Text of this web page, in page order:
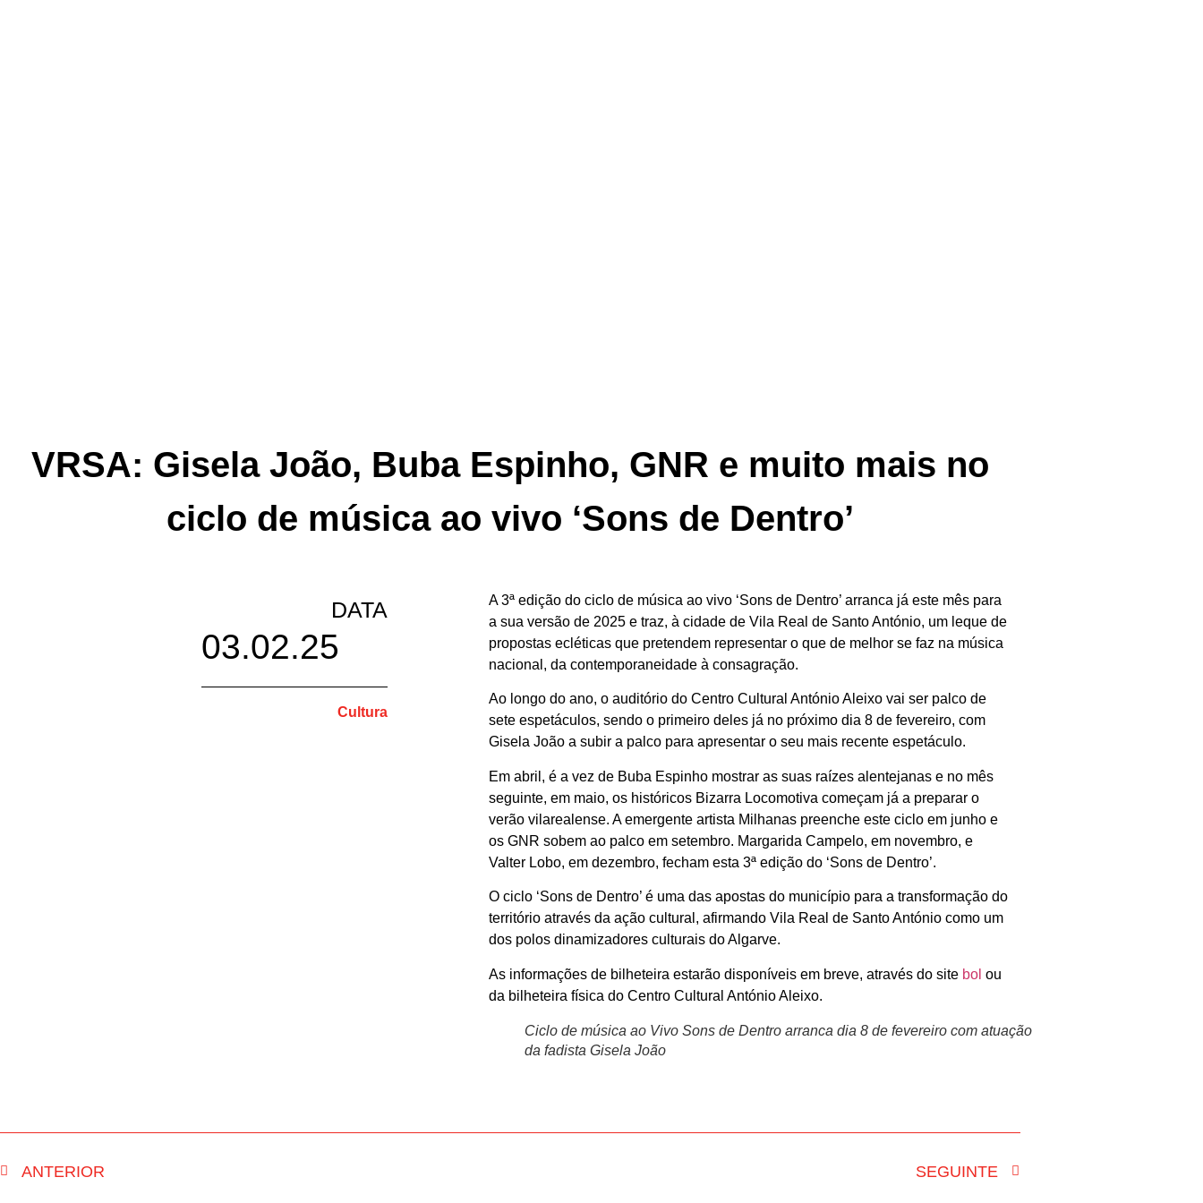
VRSA: Gisela João, Buba Espinho, GNR e muito mais no
ciclo de música ao vivo ‘Sons de Dentro’
DATA
03.02.25
Cultura
A 3ª edição do ciclo de música ao vivo ‘Sons de Dentro’ arranca já este mês para
a sua versão de 2025 e traz, à cidade de Vila Real de Santo António, um leque de
propostas ecléticas que pretendem representar o que de melhor se faz na música
nacional, da contemporaneidade à consagração.
Ao longo do ano, o auditório do Centro Cultural António Aleixo vai ser palco de
sete espetáculos, sendo o primeiro deles já no próximo dia 8 de fevereiro, com
Gisela João a subir a palco para apresentar o seu mais recente espetáculo.
Em abril, é a vez de Buba Espinho mostrar as suas raízes alentejanas e no mês
seguinte, em maio, os históricos Bizarra Locomotiva começam já a preparar o
verão vilarealense. A emergente artista Milhanas preenche este ciclo em junho e
os GNR sobem ao palco em setembro. Margarida Campelo, em novembro, e
Valter Lobo, em dezembro, fecham esta 3ª edição do ‘Sons de Dentro’.
O ciclo ‘Sons de Dentro’ é uma das apostas do município para a transformação do
território através da ação cultural, afirmando Vila Real de Santo António como um
dos polos dinamizadores culturais do Algarve.
As informações de bilheteira estarão disponíveis em breve, através do site bol ou
da bilheteira física do Centro Cultural António Aleixo.
Ciclo de música ao Vivo Sons de Dentro arranca dia 8 de fevereiro com atuação
da fadista Gisela João
ANTERIOR SEGUINTE